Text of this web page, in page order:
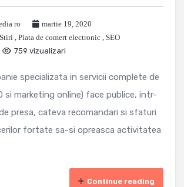
ro
martie 19, 2020
, Piata de comert electronic , SEO
759 vizualizari
specializata in servicii complete de
si marketing online) face publice, intr-
presa, cateva recomandari si sfaturi
fortate sa-si opreasca activitatea
Continue reading